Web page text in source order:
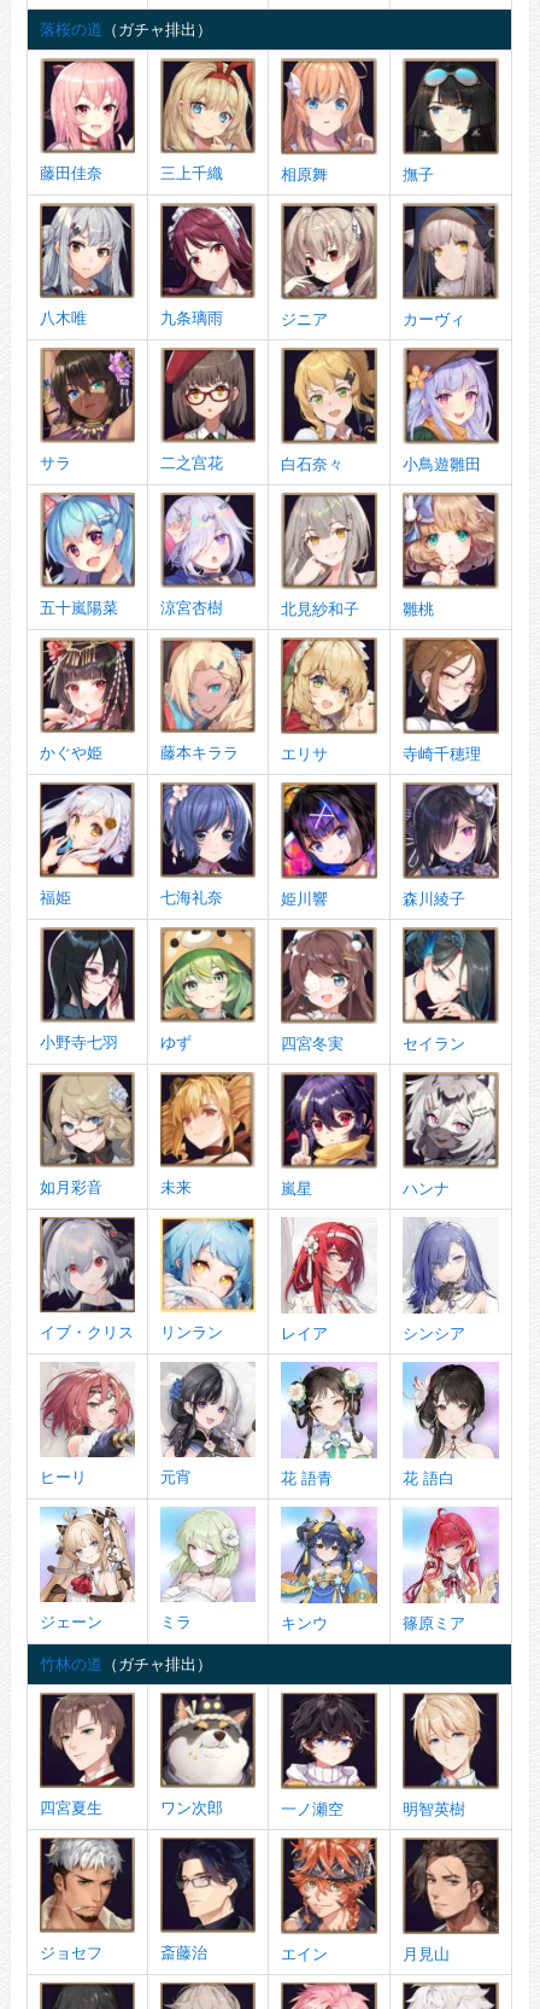
落桜の道 （ガチャ排出）
藤田佳奈 三上千織 相原舞 撫子
八木唯 九条璃雨 ジニア カーヴィ
サラ 二之宫花 白石奈々 小鳥遊雛田
五十嵐陽菜 涼宮杏樹 北見紗和子 雛桃
かぐや姫 藤本キララ エリサ 寺崎千穂理
福姫 七海礼奈 姫川響 森川綾子
小野寺七羽 ゆず 四宮冬実 セイラン
如月彩音 未来 嵐星 ハンナ
イブ・クリス リンラン レイア シンシア
ヒーリ 元宵 花 語青 花 語白
ジェーン ミラ キンウ 篠原ミア
竹林の道 （ガチャ排出）
四宮夏生 ワン次郎 一ノ瀬空 明智英樹
ジョセフ 斎藤治 エイン 月見山